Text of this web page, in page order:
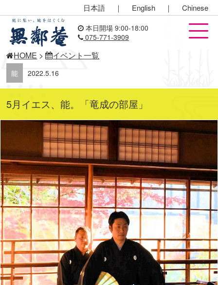
日本語 ｜ English ｜ Chinese
本日開場 9:00-18:00
075-771-3909
HOME > イベント一覧
能 2022.5.16
5月イエス、能。「竜成の部屋」